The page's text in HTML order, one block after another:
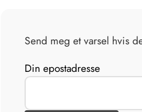
Send meg et varsel hvis
Din epostadresse